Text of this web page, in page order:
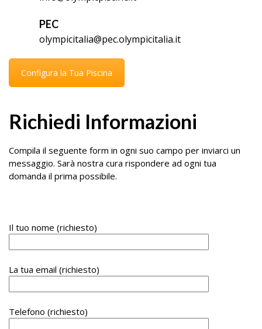
PEC
olympicitalia@pec.olympicitalia.it
Configura la Tua Piscina
Richiedi Informazioni
Compila il seguente form in ogni suo campo per inviarci un
messaggio. Sarà nostra cura rispondere ad ogni tua
domanda il prima possibile.
Il tuo nome (richiesto)
La tua email (richiesto)
Telefono (richiesto)